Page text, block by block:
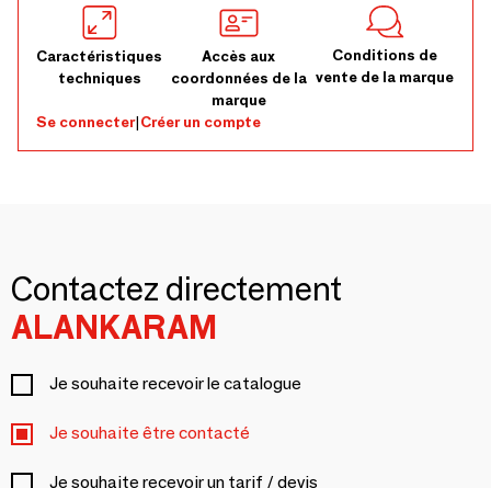
Caractéristiques
techniques
Accès aux
coordonnées de la
marque
Conditions de
vente de la marque
Se connecter|Créer un compte
Contactez directement
ALANKARAM
Je souhaite recevoir le catalogue
Je souhaite être contacté
Je souhaite recevoir un tarif / devis